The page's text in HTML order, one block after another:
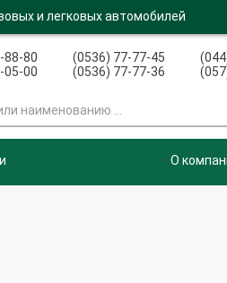
и легковых автомобилей
88-80
05-00
(0536) 77-77-45
(0536) 77-77-36
О